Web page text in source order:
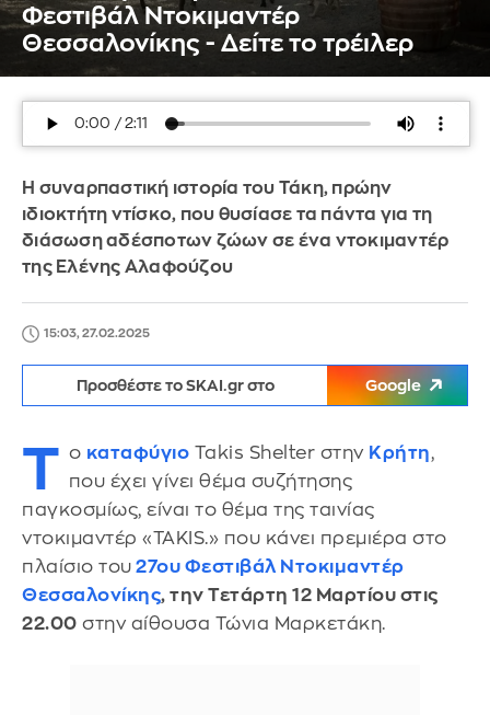
Φεστιβάλ Ντοκιμαντέρ
Θεσσαλονίκης - Δείτε το τρέιλερ
Η συναρπαστική ιστορία του Τάκη, πρώην
ιδιοκτήτη ντίσκο, που θυσίασε τα πάντα για τη
διάσωση αδέσποτων ζώων σε ένα ντοκιμαντέρ
της Ελένης Αλαφούζου
15:03, 27.02.2025
Προσθέστε το SKAI.gr στο Google
Τ ο καταφύγιο Takis Shelter στην Κρήτη,
που έχει γίνει θέμα συζήτησης
παγκοσμίως, είναι το θέμα της ταινίας
ντοκιμαντέρ «TAKIS.» που κάνει πρεμιέρα στο
πλαίσιο του 27ου Φεστιβάλ Ντοκιμαντέρ
Θεσσαλονίκης, την Τετάρτη 12 Μαρτίου στις
22.00 στην αίθουσα Τώνια Μαρκετάκη.